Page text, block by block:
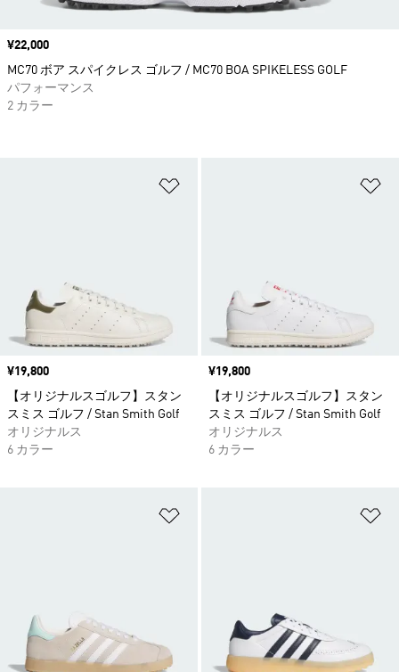
価格
¥19,800
【オリジナルスゴルフ】スタン
スミス ゴルフ / Stan Smith Golf
オリジナルス
6 カラー
価格
¥19,800
【オリジナルスゴルフ】スタン
スミス ゴルフ / Stan Smith Golf
オリジナルス
6 カラー
価格
¥22,000
MC70 ボア スパイクレス ゴルフ / MC70 BOA SPIKELESS GOLF
パフォーマンス
2 カラー